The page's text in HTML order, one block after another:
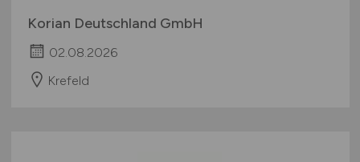
Korian Deutschland GmbH
02.08.2026
Krefeld